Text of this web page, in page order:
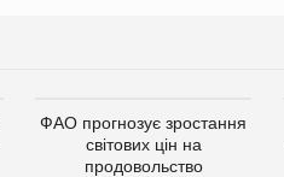
ФАО прогнозує зростання
світових цін на
продовольство